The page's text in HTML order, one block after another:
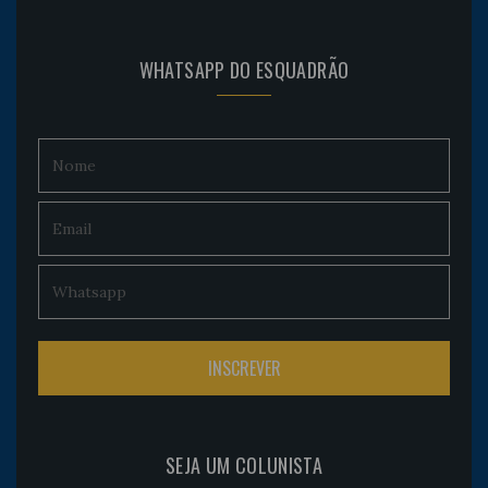
WHATSAPP DO ESQUADRÃO
SEJA UM COLUNISTA